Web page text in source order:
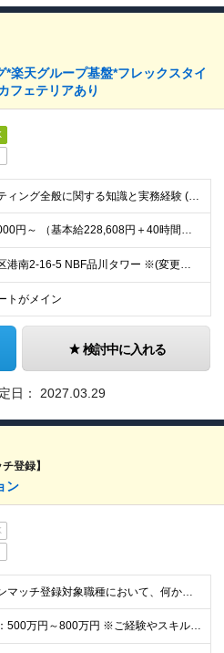
楽天グループ基盤*フレックスタイ
フェテリアあり
・マーケティング全般に関する知識と実務経験 (1 年以上): - 多様な集客チャネルに関する戦略立案および実行経験。 - アクセス解析ツールを用いたデータ分析スキルと、それに基づいた改善提案能力。
月給301,000円～ （基本給228,608円＋40時間分の固定残業代72,392円） ※月 40 時間を超えた時間外労働については、別途時間外手当支給 ※上記は中途採用時の提示する賃金の最低額です
東京都港区港南2-16-5 NBF品川タワー ※(変更の範囲)上記を除く当社関連勤務地
トがメイン
検討中に入れる
日： 2027.03.29
登録】
ン
ポジションマッチ登録対象職種において、何かしらの知識・経験を有する方
想定年収：500万円～800万円 ※ご経験やスキルに応じて決定します。 ※上記想定年収はあくまでも目安の金額であり、 選考を通じて上下する可能性があります。